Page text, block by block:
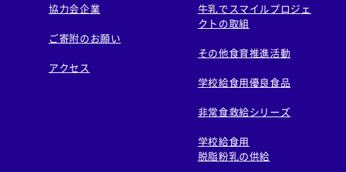
協力会企業
ご寄附のお願い
アクセス
牛乳でスマイルプロジェ
クトの取組
その他食育推進活動
学校給食用優良食品
非常食救給シリーズ
学校給食用
脱脂粉乳の供給